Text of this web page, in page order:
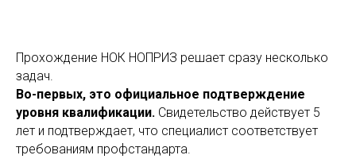
Прохождение НОК НОПРИЗ решает сразу несколько
задач.
Во-первых, это официальное подтверждение
уровня квалификации. Свидетельство действует 5
лет и подтверждает, что специалист соответствует
требованиям профстандарта.